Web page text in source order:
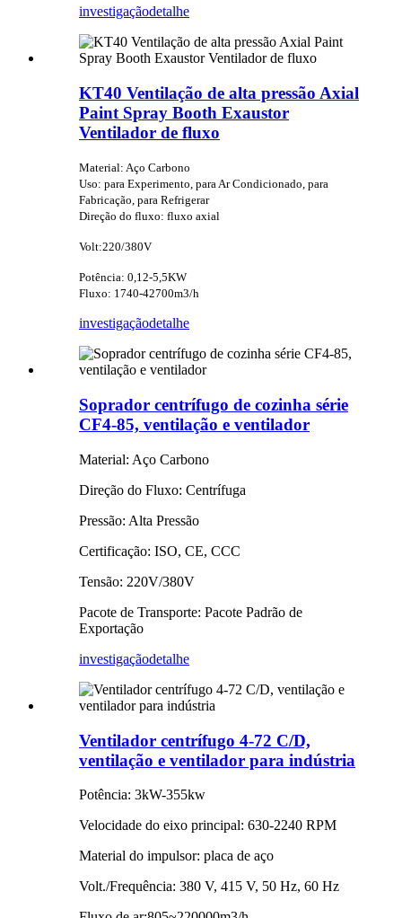
investigaçãodetalhe
KT40 Ventilação de alta pressão Axial
Paint Spray Booth Exaustor
Ventilador de fluxo
Material: Aço Carbono
Uso: para Experimento, para Ar Condicionado, para
Fabricação, para Refrigerar
Direção do fluxo: fluxo axial
Volt:220/380V
Potência: 0,12-5,5KW
Fluxo: 1740-42700m3/h
investigaçãodetalhe
Soprador centrífugo de cozinha série
CF4-85, ventilação e ventilador
Material: Aço Carbono
Direção do Fluxo: Centrífuga
Pressão: Alta Pressão
Certificação: ISO, CE, CCC
Tensão: 220V/380V
Pacote de Transporte: Pacote Padrão de
Exportação
investigaçãodetalhe
Ventilador centrífugo 4-72 C/D,
ventilação e ventilador para indústria
Potência: 3kW-355kw
Velocidade do eixo principal: 630-2240 RPM
Material do impulsor: placa de aço
Volt./Frequência: 380 V, 415 V, 50 Hz, 60 Hz